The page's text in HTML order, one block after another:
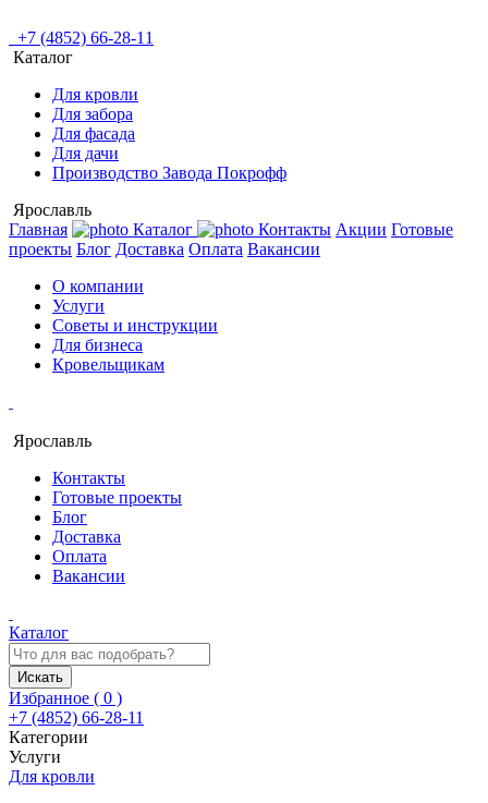
+7 (4852) 66-28-11
Каталог
Для кровли
Для забора
Для фасада
Для дачи
Производство Завода Покрофф
Ярославль
Главная
Каталог Контакты Акции Готовые
проекты Блог Доставка Оплата Вакансии
О компании
Услуги
Советы и инструкции
Для бизнеса
Кровельщикам
Ярославль
Контакты
Готовые проекты
Блог
Доставка
Оплата
Вакансии
Каталог
Искать
Избранное ( 0 )
+7 (4852) 66-28-11
Категории
Услуги
Для кровли